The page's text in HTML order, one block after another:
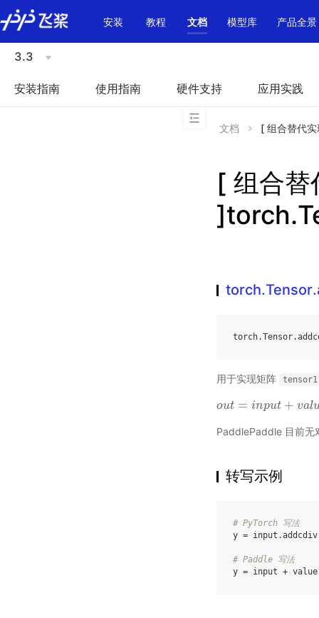
\u200E
安装
教程 文档 模型库 产品全景
3.3
安装指南 使用指南 硬件支持 应用实践
文档 [ 组合替代
[ 组合替
torch.Tensor.
用于实现矩阵 tensor1
out = input + val
out= input+val ue∗(ten
PaddlePaddle 目前无
转写示例
# PyTorch 写法
y = input .addcdiv
# Paddle 写法
y = input + value